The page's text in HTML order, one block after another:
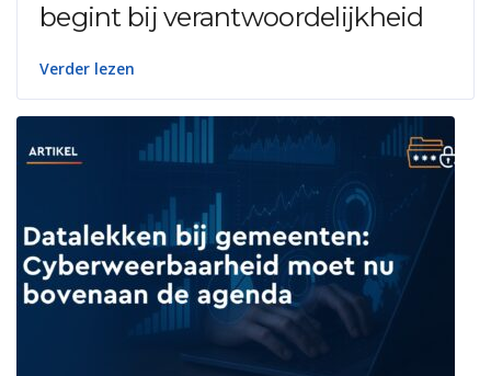
begint bij verantwoordelijkheid
Verder lezen